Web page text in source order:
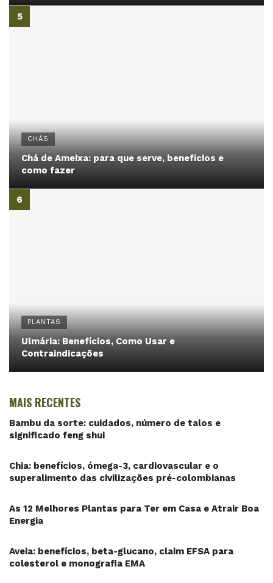
CHÁS
Chá de Ameixa: para que serve, benefícios e
como fazer
PLANTAS
Ulmária: Benefícios, Como Usar e
Contraindicações
MAIS RECENTES
Bambu da sorte: cuidados, número de talos e
significado feng shui
Chia: benefícios, ómega-3, cardiovascular e o
superalimento das civilizações pré-colombianas
As 12 Melhores Plantas para Ter em Casa e Atrair Boa
Energia
Aveia: benefícios, beta-glucano, claim EFSA para
colesterol e monografia EMA